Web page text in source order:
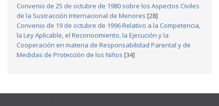
Convenio de 25 de octubre de 1980 sobre los Aspectos Civiles
de la Sustracción Internacional de Menores [28]
Convenio de 19 de octubre de 1996 Relativo a la Competencia,
la Ley Aplicable, el Reconocimiento, la Ejecución y la
Cooperación en materia de Responsabilidad Parental y de
Medidas de Protección de los Niños [34]